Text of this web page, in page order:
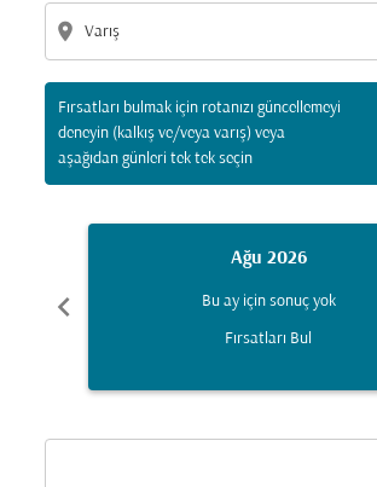
location_on
Fırsatları bulmak için rotanızı güncellemeyi
deneyin (kalkış ve/veya varış) veya
aşağıdan günleri tek tek seçin
chevron_left
Ağu 2026
Bu ay için sonuç yok
Fırsatları Bul